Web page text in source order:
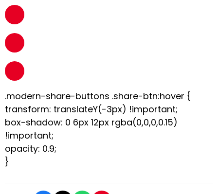
.modern-share-buttons .share-btn:hover {
transform: translateY(-3px) !important;
box-shadow: 0 6px 12px rgba(0,0,0,0.15)
!important;
opacity: 0.9;
}